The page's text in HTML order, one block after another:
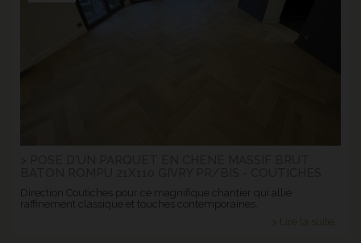
Direction Coutiches pour ce magnifique chantier qui allie
raffinement classique et touches contemporaines.
> Lire la suite...